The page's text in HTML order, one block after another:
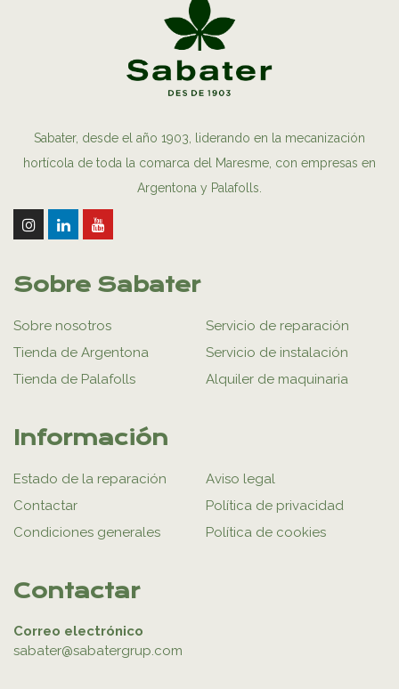
Sabater, desde el año 1903, liderando en la mecanización
hortícola de toda la comarca del Maresme, con empresas en
Argentona y Palafolls.
Sobre Sabater
Sobre nosotros
Tienda de Argentona
Tienda de Palafolls
Servicio de reparación
Servicio de instalación
Alquiler de maquinaria
Información
Estado de la reparación
Contactar
Condiciones generales
Aviso legal
Política de privacidad
Política de cookies
Contactar
Correo electrónico
sabater@sabatergrup.com